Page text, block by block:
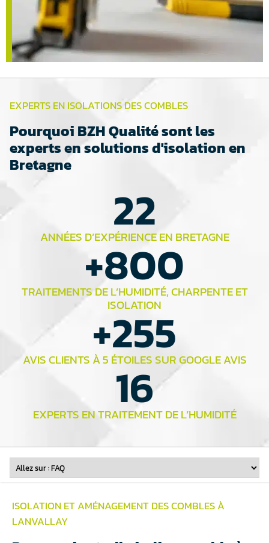
EXPERTS EN ISOLATIONS DES COMBLES
Pourquoi BZH Qualité sont les
experts en solutions d'isolation en
Bretagne
ANNÉES D’EXPÉRIENCE EN BRETAGNE
22
TRAITEMENTS DE L’HUMIDITÉ, CHARPENTE ET
ISOLATION
+800
AVIS CLIENTS À 5 ÉTOILES SUR GOOGLE AVIS
+255
EXPERTS EN TRAITEMENT DE L’HUMIDITÉ
16
ISOLATION ETAMÉNAGEMENT DES COMBLESÀ
LANVALLAY